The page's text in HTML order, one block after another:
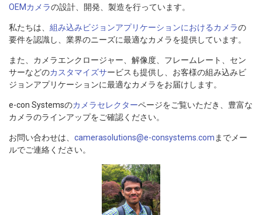
OEMカメラの設計、開発、製造を行っています。
私たちは、 組み込みビジョンアプリケーションにおけるカメラの
要件を認識し、業界のニーズに最適なカメラを提供しています。
また、カメラエンクロージャー、解像度、フレームレート、セン
サーなどのカスタマイズサービスも提供し、お客様の組み込みビ
ジョンアプリケーションに最適なカメラをお届けします。
e-con Systemsのカメラセレクターページをご覧いただき、豊富な
カメラのラインアップをご確認ください。
お問い合わせは、 camerasolutions@e-consystems.com までメー
ルでご連絡ください。